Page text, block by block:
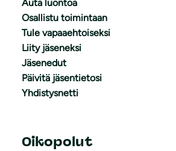
Auta luontoa
Osallistu toimintaan
Tule vapaaehtoiseksi
Liity jäseneksi
Jäsenedut
Päivitä jäsentietosi
Yhdistysnetti
Oikopolut